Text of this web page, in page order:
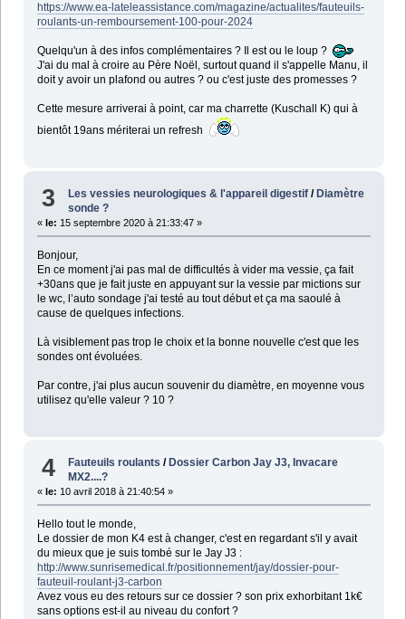
https://www.ea-lateleassistance.com/magazine/actualites/fauteuils-
roulants-un-remboursement-100-pour-2024
Quelqu'un à des infos complémentaires ? Il est ou le loup ?
J'ai du mal à croire au Père Noël, surtout quand il s'appelle Manu, il
doit y avoir un plafond ou autres ? ou c'est juste des promesses ?
Cette mesure arriverai à point, car ma charrette (Kuschall K) qui à
bientôt 19ans mériterai un refresh
3 Les vessies neurologiques & l'appareil digestif /Diamètre
sonde ?
« le: 15 septembre 2020 à 21:33:47 »
Bonjour,
En ce moment j'ai pas mal de difficultés à vider ma vessie, ça fait
+30ans que je fait juste en appuyant sur la vessie par mictions sur
le wc, l’auto sondage j'ai testé au tout début et ça ma saoulé à
cause de quelques infections.
Là visiblement pas trop le choix et la bonne nouvelle c'est que les
sondes ont évoluées.
Par contre, j'ai plus aucun souvenir du diamètre, en moyenne vous
utilisez qu'elle valeur ? 10 ?
4 Fauteuils roulants / Dossier Carbon Jay J3, Invacare
MX2....?
« le: 10 avril 2018 à 21:40:54 »
Hello tout le monde,
Le dossier de mon K4 est à changer, c'est en regardant s'il y avait
du mieux que je suis tombé sur le Jay J3 :
http://www.sunrisemedical.fr/positionnement/jay/dossier-pour-
fauteuil-roulant-j3-carbon
Avez vous eu des retours sur ce dossier ? son prix exhorbitant 1k€
sans options est-il au niveau du confort ?